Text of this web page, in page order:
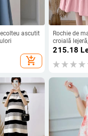
ascutit
add_shopping_cart
Rochie de
croială
215.18